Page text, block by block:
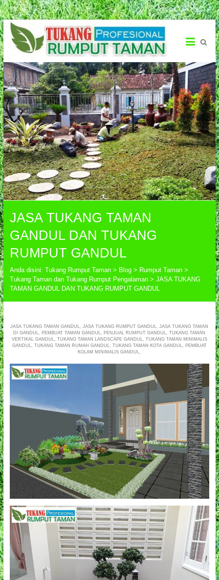
Tukang
Rumput
Taman
Menerima
Jasa
Pembuatan
Taman
JASA TUKANG TAMAN
GANDUL DAN TUKANG
RUMPUT GANDUL
Anda disini: Tukang Rumput Taman> Blog> Rumput Taman>
Tukang Taman dan Tukang Rumput Pengalaman> JASA TUKANG
TAMAN GANDUL DAN TUKANG RUMPUT GANDUL
JASA TUKANG TAMAN GANDUL, JASA TUKANG RUMPUT GANDUL, JASA TUKANG TAMAN
DI GANDUL, PEMBUAT TAMAN GANDUL, PENJUAL RUMPUT GANDUL, TUKANG TAMAN
VERTIKAL GANDUL, TUKANG TAMAN LANDSCAPE GANDUL, TUKANG TAMAN MINIMALIS
GANDUL, TUKANG TAMAN RUMAH GANDUL, TUKANG TAMAN KOTA GANDUL, PEMBUAT
KOLAM MINIMALIS GANDUL,